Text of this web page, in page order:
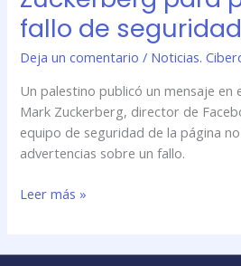
fallo de seguridad
Deja un comentario / Noticias.
Un palestino publicó un mensaje en
Mark Zuckerberg, director de
equipo de seguridad de la página
advertencias sobre un fallo.
Leer más »